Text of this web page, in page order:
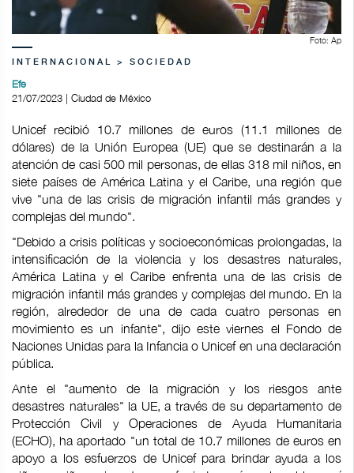
Foto: Ap
INTERNACIONAL > SOCIEDAD
Efe
21/07/2023 | Ciudad de México
Unicef recibió 10.7 millones de euros (11.1 millones de
dólares) de la Unión Europea (UE) que se destinarán a la
atención de casi 500 mil personas, de ellas 318 mil niños, en
siete países de América Latina y el Caribe, una región que
vive "una de las crisis de migración infantil más grandes y
complejas del mundo".
"Debido a crisis políticas y socioeconómicas prolongadas, la
intensificación de la violencia y los desastres naturales,
América Latina y el Caribe enfrenta una de las crisis de
migración infantil más grandes y complejas del mundo. En la
región, alrededor de una de cada cuatro personas en
movimiento es un infante", dijo este viernes el Fondo de
Naciones Unidas para la Infancia o Unicef en una declaración
pública.
Ante el "aumento de la migración y los riesgos ante
desastres naturales" la UE, a través de su departamento de
Protección Civil y Operaciones de Ayuda Humanitaria
(ECHO), ha aportado "un total de 10.7 millones de euros en
apoyo a los esfuerzos de Unicef para brindar ayuda a los